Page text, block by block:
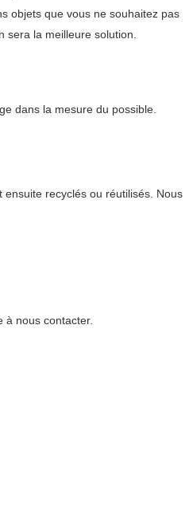
objets que vous ne souhaitez pas
la meilleure solution.
dans la mesure du possible.
ensuite recyclés ou réutilisés. Nous
à nous contacter.